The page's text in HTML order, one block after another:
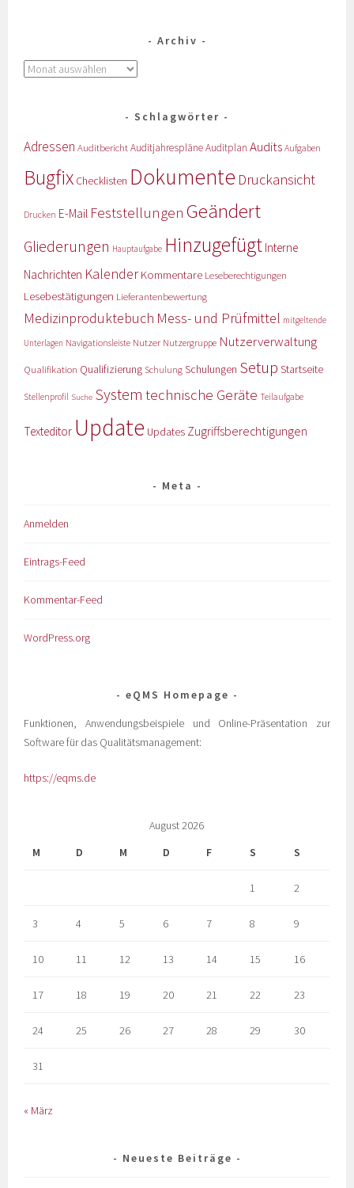
Archiv
Schlagwörter
Adressen AuditberichtAuditjahrespläneAuditplan Audits Aufgaben
Bugfix Checklisten Dokumente Druckansicht
Drucken E-Mail Feststellungen Geändert
Gliederungen Hauptaufgabe Hinzugefügt Interne
Nachrichten KalenderKommentare Leseberechtigungen
Lesebestätigungen Lieferantenbewertung
Medizinproduktebuch Mess- und Prüfmittel mitgeltende
Unterlagen Navigationsleiste Nutzer Nutzergruppe Nutzerverwaltung
Qualifikation Qualifizierung Schulung Schulungen Setup Startseite
Stellenprofil Suche System technische Geräte Teilaufgabe
Texteditor Update Updates Zugriffsberechtigungen
Meta
Anmelden
Eintrags-Feed
Kommentar-Feed
WordPress.org
eQMS Homepage
Funktionen, Anwendungsbeispiele und Online-Präsentation zur
Software für das Qualitätsmanagement:
https://eqms.de
August 2026
M
D M D F S S
1 2
3 4 5 6 7 8 9
10 11 12 13 14 15 16
17 18 19 20 21 22 23
24 25 26 27 28 29 30
31
« März
Neueste Beiträge